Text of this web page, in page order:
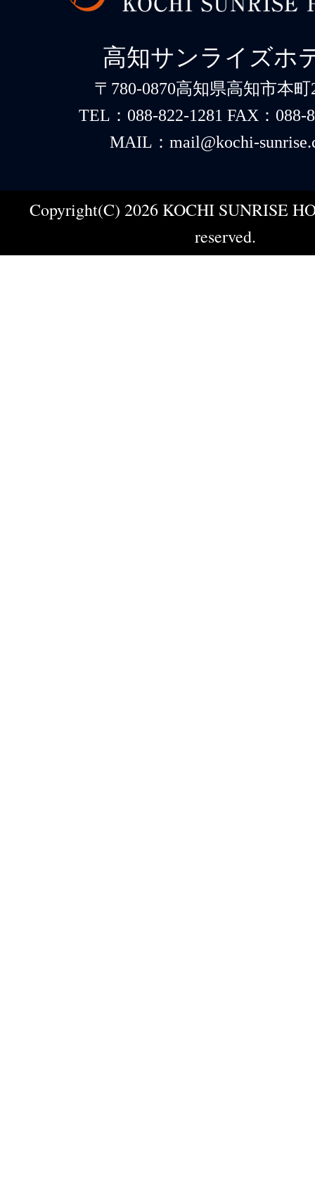
高知サンライズホ
〒780-0870高知県高知市本町
TEL：088-822-1281 FAX：088-
MAIL：mail@kochi-
Copyright(C) 2026 KOCHI SUNRISE
reserved.